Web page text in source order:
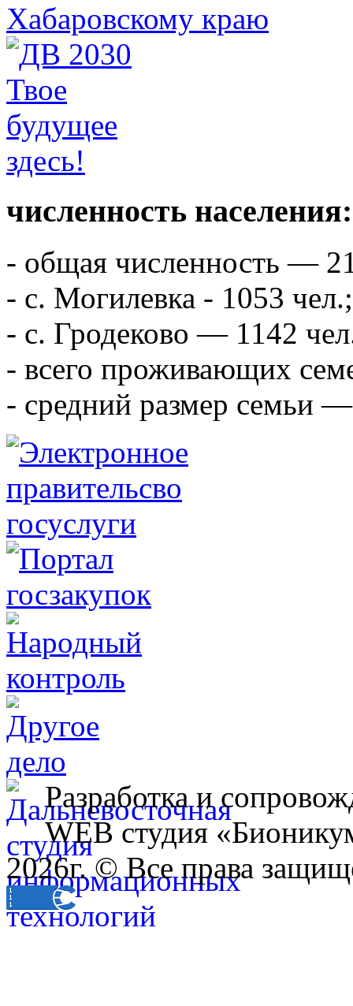
численность населения:
- общая численность —
- с. Могилевка - 1053 чел.;
- с. Гродеково — 1142
- всего проживающих
- средний размер семьи
Разработка и
WEB студия
2026г. © Все права